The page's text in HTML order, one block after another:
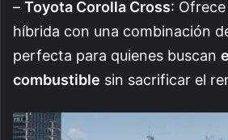
– Toyota Corolla Cross:
híbrida con una combinación
perfecta para quienes buscan
combustible sin sacrificar el